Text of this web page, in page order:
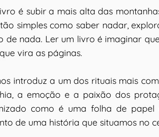
é subir a mais alta das
simples como saber nadar,
de nada. Ler um livro é imaginar
vira as páginas.
introduz a um dos rituais mais
a emoção e a paixão dos
como é uma folha de
de uma história que situamos no